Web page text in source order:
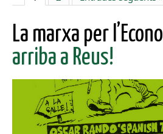
La marxa per
arriba a Reus!